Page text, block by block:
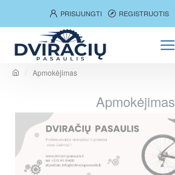
PRISIJUNGTI REGISTRUOTIS
e
Apmokėjimas
Apmokėjimas